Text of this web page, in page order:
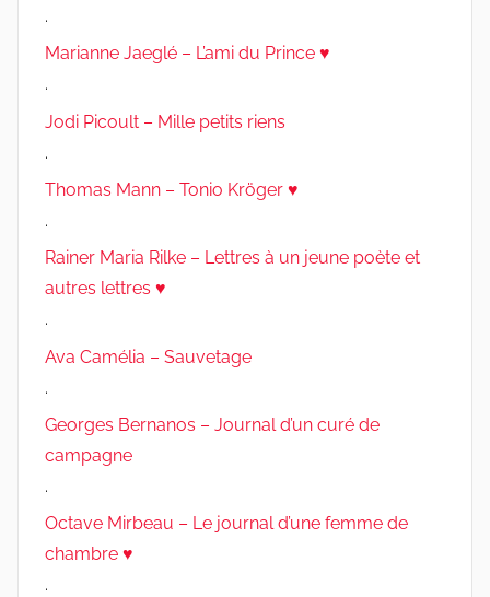
.
Marianne Jaeglé – L’ami du Prince ♥
.
Jodi Picoult – Mille petits riens
.
Thomas Mann – Tonio Kröger ♥
.
Rainer Maria Rilke – Lettres à un jeune poète et
autres lettres ♥
.
Ava Camélia – Sauvetage
.
Georges Bernanos – Journal d’un curé de
campagne
.
Octave Mirbeau – Le journal d’une femme de
chambre ♥
.